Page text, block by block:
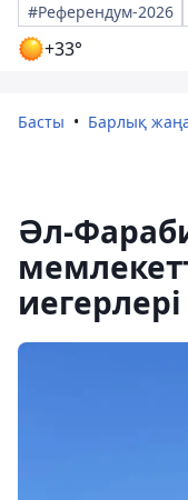
#Референдум-2026
+33°
Басты Барлық
Әл-